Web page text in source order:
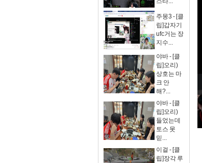
주몽3 - [클
립]갑자기
ufc거는 장
지수...
야바 - [클
립]오리)
상호는 마
크 안
해?...
야바 - [클
립]오리)
들었는데
토스 못
믿...
이걸 - [클
립]장각 루